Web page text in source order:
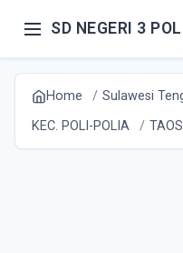
SD NEGERI 3
Home Sulawesi
KEC. POLI-POLIA